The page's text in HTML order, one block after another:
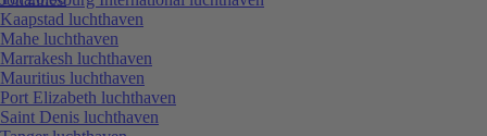
Kaapstad luchthaven
Mahe luchthaven
Marrakesh luchthaven
Mauritius luchthaven
Port Elizabeth luchthaven
Saint Denis luchthaven